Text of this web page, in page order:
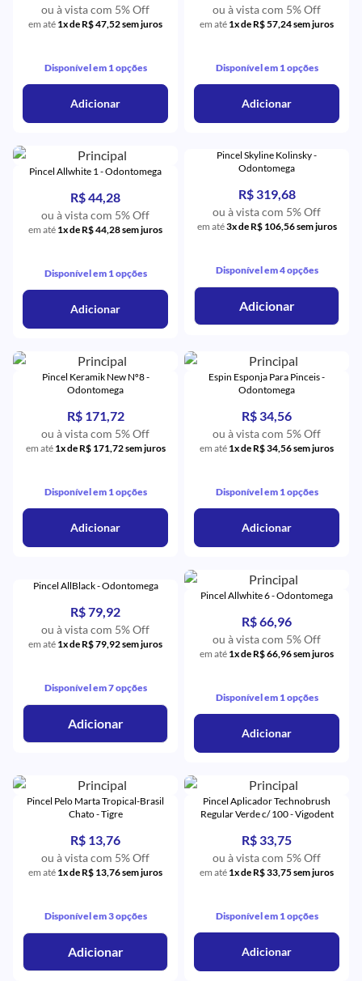
ou à vista com 5% Off
em até 1x de R$ 47,52 sem juros
Disponível em 1 opções
Adicionar
ou à vista com 5% Off
em até 1x de R$ 57,24 sem juros
Disponível em 1 opções
Adicionar
Pincel Allwhite 1 - Odontomega
R$ 44,28
ou à vista com 5% Off
em até 1x de R$ 44,28 sem juros
Disponível em 1 opções
Adicionar
Pincel Skyline Kolinsky -
Odontomega
R$ 319,68
ou à vista com 5% Off
em até3x de R$ 106,56 sem juros
Disponível em 4 opções
Adicionar
Pincel Keramik New Nº8 -
Odontomega
R$ 171,72
ou à vista com 5% Off
em até 1x de R$ 171,72 sem juros
Disponível em 1 opções
Adicionar
Espin Esponja Para Pinceis -
Odontomega
R$ 34,56
ou à vista com 5% Off
em até 1x de R$ 34,56 sem juros
Disponível em 1 opções
Adicionar
Pincel AllBlack - Odontomega
R$ 79,92
ou à vista com 5% Off
em até 1x de R$ 79,92 sem juros
Disponível em 7 opções
Adicionar
Pincel Allwhite 6 - Odontomega
R$ 66,96
ou à vista com 5% Off
em até 1x de R$ 66,96 sem juros
Disponível em 1 opções
Adicionar
Pincel Pelo Marta Tropical-Brasil
Chato - Tigre
R$ 13,76
ou à vista com 5% Off
em até 1x de R$ 13,76 sem juros
Disponível em 3 opções
Adicionar
Pincel Aplicador Technobrush
Regular Verde c/ 100 - Vigodent
R$ 33,75
ou à vista com 5% Off
em até 1x de R$ 33,75 sem juros
Disponível em 1 opções
Adicionar